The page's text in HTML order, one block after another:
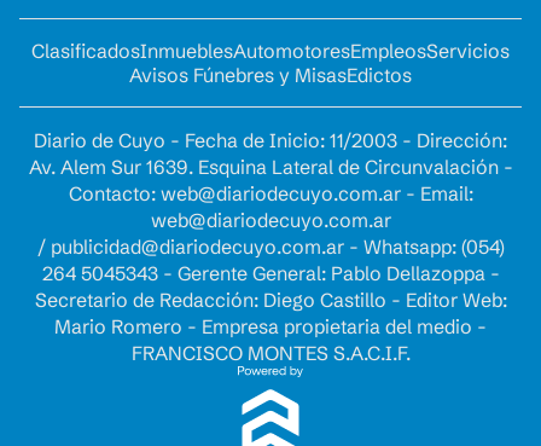
ClasificadosInmueblesAutomotoresEmpleosServicios
Avisos Fúnebres y MisasEdictos
Diario de Cuyo - Fecha de Inicio: 11/2003 - Dirección:
Av. Alem Sur 1639. Esquina Lateral de Circunvalación -
Contacto: web@diariodecuyo.com.ar- Email:
web@diariodecuyo.com.ar
/ publicidad@diariodecuyo.com.ar- Whatsapp: (054)
264 5045343 - Gerente General: Pablo Dellazoppa -
Secretario de Redacción: Diego Castillo - Editor Web:
Mario Romero - Empresa propietaria del medio -
FRANCISCO MONTES S.A.C.I.F.